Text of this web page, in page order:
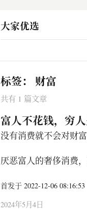
大家优选
标签： 财富
共有 1 篇文章
富人不花钱，穷人
没有消费就不会对财
厌恶富人的奢侈消费
首发于 2022-12-06 08:16:53
2024年5月4日